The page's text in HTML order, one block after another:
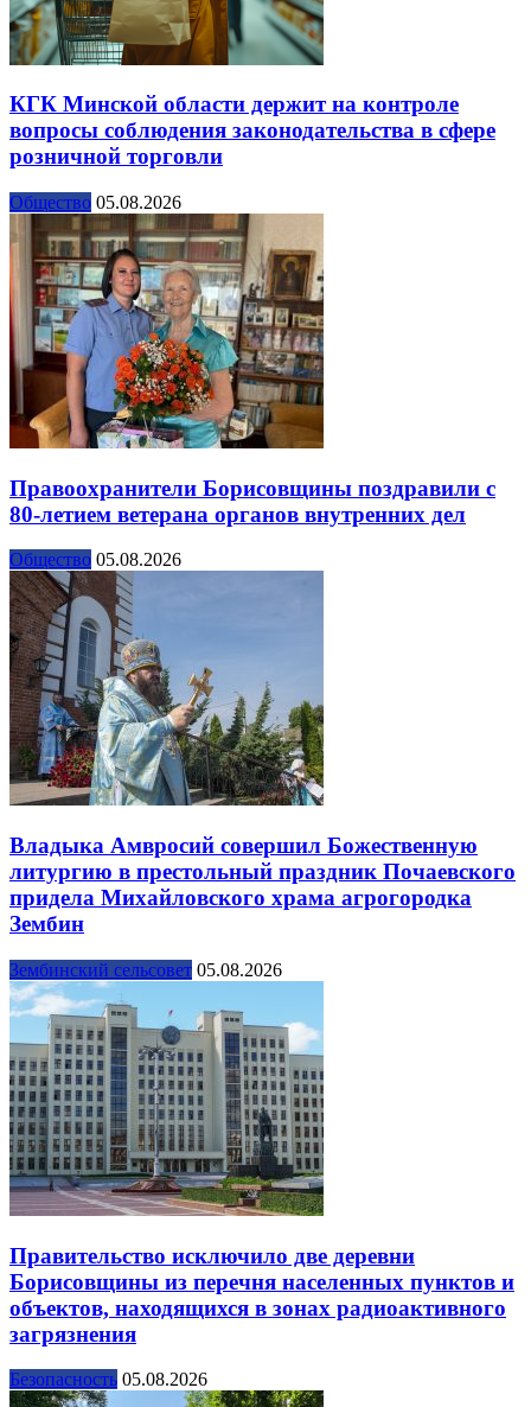
КГК Минской области держит на контроле
вопросы соблюдения законодательства в сфере
розничной торговли
Общество 05.08.2026
Правоохранители Борисовщины поздравили с
80-летием ветерана органов внутренних дел
Общество 05.08.2026
Владыка Амвросий совершил Божественную
литургию в престольный праздник Почаевского
придела Михайловского храма агрогородка
Зембин
Зембинский сельсовет 05.08.2026
Правительство исключило две деревни
Борисовщины из перечня населенных пунктов и
объектов, находящихся в зонах радиоактивного
загрязнения
Безопасность 05.08.2026